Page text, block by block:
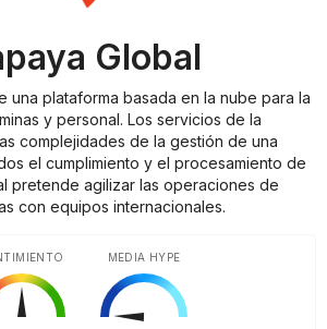
Global
una plataforma basada en la nube para la
y personal. Los servicios de la
complejidades de la gestión de una
el cumplimiento y el procesamiento de
pretende agilizar las operaciones de
con equipos internacionales.
MEDIA HYPE